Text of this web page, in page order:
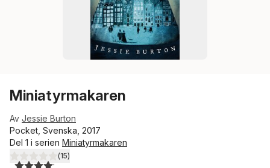
Miniatyrmakaren
Av Jessie Burton
Pocket, Svenska, 2017
Del 1 i serien Miniatyrmakaren
4,1utav 5 stjärnor. Totalt antal röster:
(15)